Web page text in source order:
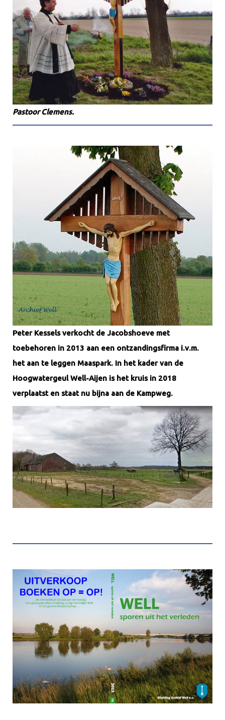
Pastoor Clemens.
Peter Kessels verkocht de Jacobshoeve met
toebehoren in 2013 aan een ontzandingsfirma i.v.m.
het aan te leggen Maaspark. In het kader van de
Hoogwatergeul Well-Aijen is het kruis in 2018
verplaatst en staat nu bijna aan de Kampweg.